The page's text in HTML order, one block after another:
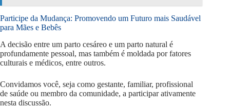
Participe da Mudança: Promovendo um Futuro mais Saudável
para Mães e Bebês
A decisão entre um parto cesáreo e um parto natural é
profundamente pessoal, mas também é moldada por fatores
culturais e médicos, entre outros.
Convidamos você, seja como gestante, familiar, profissional
de saúde ou membro da comunidade, a participar ativamente
nesta discussão.